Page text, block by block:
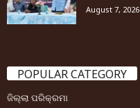
August 7, 2026
POPULAR CATEGORY
ଜିଲ୍ଲା ପରିକ୍ରମା